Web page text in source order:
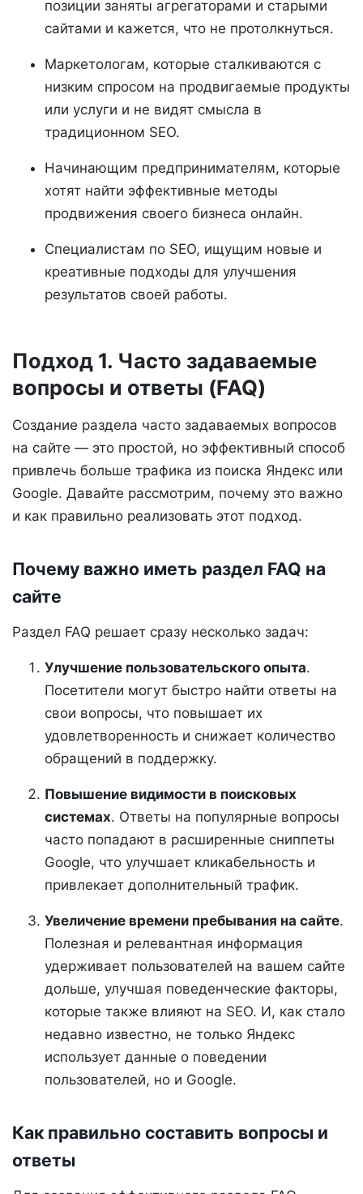
позиции заняты агрегаторами и старыми
сайтами и кажется, что не протолкнуться.
Маркетологам, которые сталкиваются с
низким спросом на продвигаемые продукты
или услуги и не видят смысла в
традиционном SEO.
Начинающим предпринимателям, которые
хотят найти эффективные методы
продвижения своего бизнеса онлайн.
Специалистам по SEO, ищущим новые и
креативные подходы для улучшения
результатов своей работы.
Подход 1. Часто задаваемые
вопросы и ответы (FAQ)
Создание раздела часто задаваемых вопросов
на сайте — это простой, но эффективный способ
привлечь больше трафика из поиска Яндекс или
Google. Давайте рассмотрим, почему это важно
и как правильно реализовать этот подход.
Почему важно иметь раздел FAQ на
сайте
Раздел FAQ решает сразу несколько задач:
Улучшение пользовательского опыта.
Посетители могут быстро найти ответы на
свои вопросы, что повышает их
удовлетворенность и снижает количество
обращений в поддержку.
Повышение видимости в поисковых
системах. Ответы на популярные вопросы
часто попадают в расширенные сниппеты
Google, что улучшает кликабельность и
привлекает дополнительный трафик.
Увеличение времени пребывания на сайте.
Полезная и релевантная информация
удерживает пользователей на вашем сайте
дольше, улучшая поведенческие факторы,
которые также влияют на SEO. И, как стало
недавно известно, не только Яндекс
использует данные о поведении
пользователей, но и Google.
Как правильно составить вопросы и
ответы